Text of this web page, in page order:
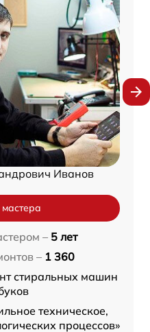
Иванов
– 5 лет
– 1 360
стиральных машин
техническое,
процессов»